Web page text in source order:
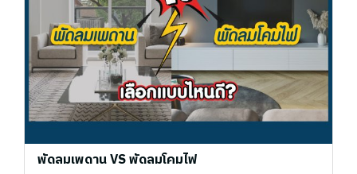
พัดลมเพดาน VS พัดลมโคมไฟ